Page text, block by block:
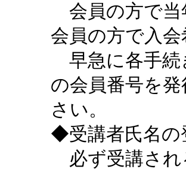
会員の方で当
会員の方で入
早急に各手続
の会員番号を
さい。
◆受講者氏名の
必ず受講され